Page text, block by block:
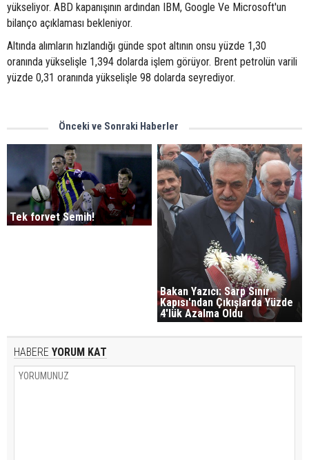
yükseliyor. ABD kapanışının ardından IBM, Google Ve Microsoft'un
bilanço açıklaması bekleniyor.
Altında alımların hızlandığı günde spot altının onsu yüzde 1,30
oranında yükselişle 1,394 dolarda işlem görüyor. Brent petrolün varili
yüzde 0,31 oranında yükselişle 98 dolarda seyrediyor.
Önceki ve Sonraki Haberler
Tek forvet Semih!
Bakan Yazıcı: Sarp Sınır
Kapısı'ndan Çıkışlarda Yüzde
4'lük Azalma Oldu
HABERE YORUM KAT